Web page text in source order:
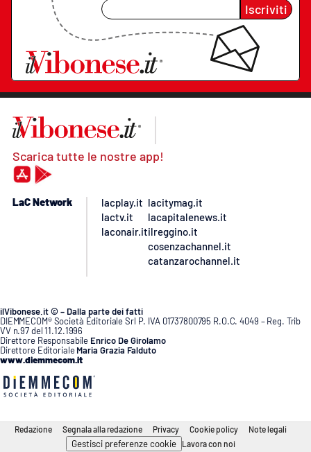
Iscriviti
Scarica tutte le nostre app!
LaC Network
lacplay.it
lactv.it
laconair.it
lacitymag.it
lacapitalenews.it
ilreggino.it
cosenzachannel.it
catanzarochannel.it
ilVibonese.it © – Dalla parte dei fatti
DIEMMECOM® Società Editoriale Srl P. IVA 01737800795 R.O.C. 4049 – Reg. Trib
VV n.97 del 11.12.1996
Direttore Responsabile Enrico De Girolamo
Direttore Editoriale Maria Grazia Falduto
www.diemmecom.it
Redazione Segnala alla redazione Privacy Cookie policy Note legali
Gestisci preferenze cookie Lavora con noi